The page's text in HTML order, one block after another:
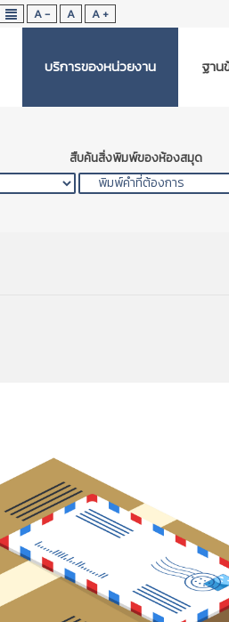
A - A A +
บริการของหน่วยงาน ฐาน
สืบค้นสิ่งพิมพ์ของห้องสมุด